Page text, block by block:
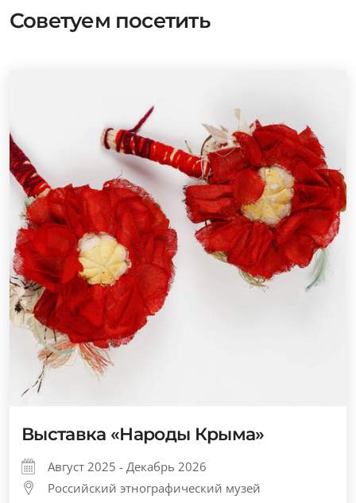
Советуем посетить
Выставка «Народы Крыма»
Август 2025 - Декабрь 2026
Российский этнографический музей